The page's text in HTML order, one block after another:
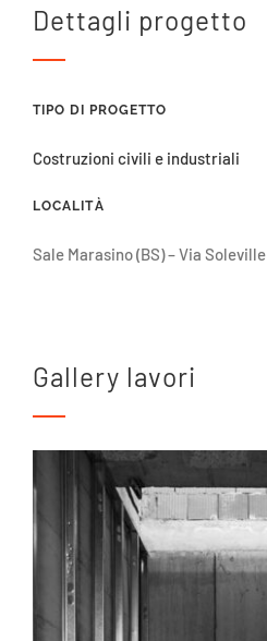
Dettagli progetto
TIPO DI PROGETTO
Costruzioni civili e industriali
LOCALITÀ
Sale Marasino (BS) – Via Soleville
Gallery lavori